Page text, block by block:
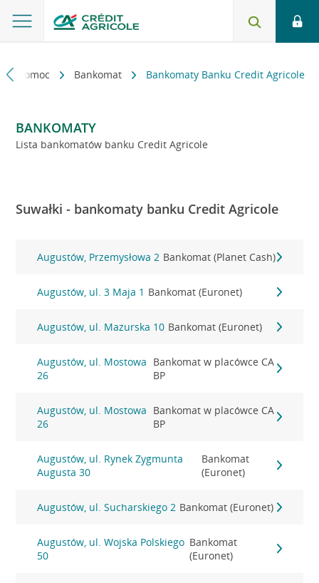
i pomoc Bankomat Bankomaty Banku Credit Agricole
BANKOMATY
Lista bankomatów banku Credit Agricole
Suwałki - bankomaty banku Credit Agricole
Augustów, Przemysłowa 2 Bankomat (Planet Cash)
Augustów, ul. 3 Maja 1 Bankomat (Euronet)
Augustów, ul. Mazurska 10 Bankomat (Euronet)
Augustów, ul. Mostowa
26
Bankomat w placówce CA
BP
Augustów, ul. Mostowa
26
Bankomat w placówce CA
BP
Augustów, ul. Rynek Zygmunta
Augusta 30
Bankomat
(Euronet)
Augustów, ul. Sucharskiego 2 Bankomat (Euronet)
Augustów, ul. Wojska Polskiego
50
Bankomat
(Euronet)